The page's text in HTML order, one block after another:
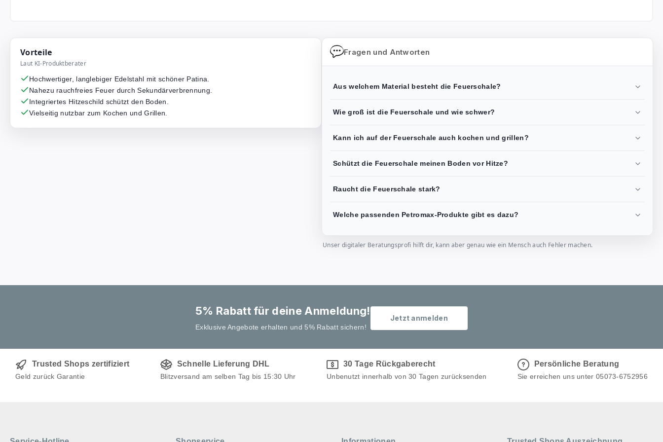
Vorteile
Laut KI-Produktberater
Hochwertiger, langlebiger Edelstahl mit schöner Patina.
Nahezu rauchfreies Feuer durch Sekundärverbrennung.
Integriertes Hitzeschild schützt den Boden.
Vielseitig nutzbar zum Kochen und Grillen.
Fragen und Antworten
Aus welchem Material besteht die Feuerschale?
Wie groß ist die Feuerschale und wie schwer?
Kann ich auf der Feuerschale auch kochen und grillen?
Schützt die Feuerschale meinen Boden vor Hitze?
Raucht die Feuerschale stark?
Welche passenden Petromax-Produkte gibt es dazu?
Unser digitaler Beratungsprofi hilft dir, kann aber genau wie ein Mensch auch Fehler machen.
5% Rabatt für deine Anmeldung!
Exklusive Angebote erhalten und 5% Rabatt sichern!
Jetzt anmelden
Trusted Shops zertifiziert
Geld zurück Garantie
Schnelle Lieferung DHL
Blitzversand am selben Tag bis 15:30 Uhr
30 Tage Rückgaberecht
Unbenutzt innerhalb von 30 Tagen zurücksenden
Persönliche Beratung
Sie erreichen uns unter 05073-6752956